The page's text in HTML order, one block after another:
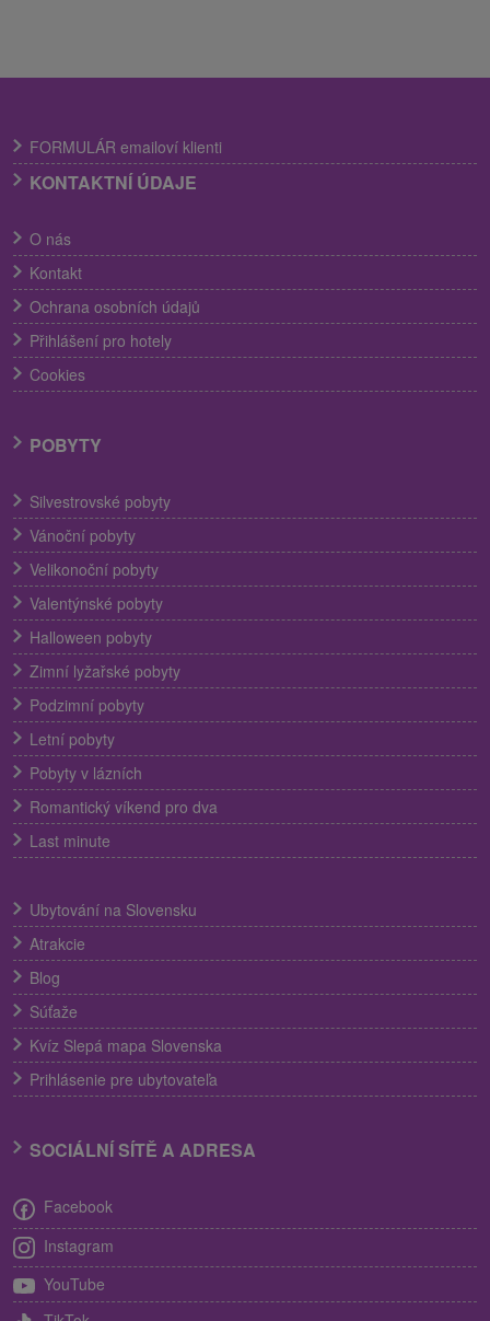
FORMULÁR emailoví klienti
KONTAKTNÍ ÚDAJE
O nás
Kontakt
Ochrana osobních údajů
Přihlášení pro hotely
Cookies
POBYTY
Silvestrovské pobyty
Vánoční pobyty
Velikonoční pobyty
Valentýnské pobyty
Halloween pobyty
Zimní lyžařské pobyty
Podzimní pobyty
Letní pobyty
Pobyty v lázních
Romantický víkend pro dva
Last minute
Ubytování na Slovensku
Atrakcie
Blog
Súťaže
Kvíz Slepá mapa Slovenska
Prihlásenie pre ubytovateľa
SOCIÁLNÍ SÍTĚ A ADRESA
Facebook
Instagram
YouTube